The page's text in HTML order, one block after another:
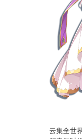
云集全世